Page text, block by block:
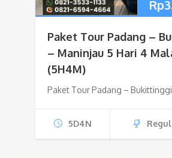
Rp
Paket Tour Padang –
– Maninjau 5 Hari 4
(5H4M)
Paket Tour Padang –
5D4N